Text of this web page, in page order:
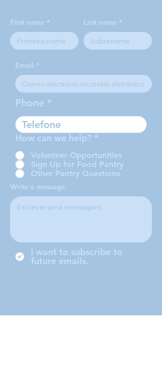
First name Last name
Email
Phone
How can we help? *
Volunteer Opportunities
Sign Up for Food Pantry
Other Pantry Questions
Write a message
I want to subscribe to
future emails.
cidades de Middleboro, Lakeville,